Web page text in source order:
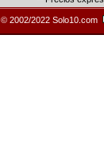
© 2002/2022 Solo10.com